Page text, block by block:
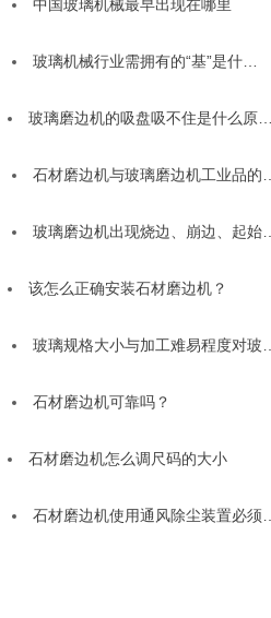
中国玻璃机械最早出现在哪里
玻璃机械行业需拥有的“基”是什…
玻璃磨边机的吸盘吸不住是什么原…
石材磨边机与玻璃磨边机工业品的…
玻璃磨边机出现烧边、崩边、起始…
该怎么正确安装石材磨边机？
玻璃规格大小与加工难易程度对玻…
石材磨边机可靠吗？
石材磨边机怎么调尺码的大小
石材磨边机使用通风除尘装置必须…